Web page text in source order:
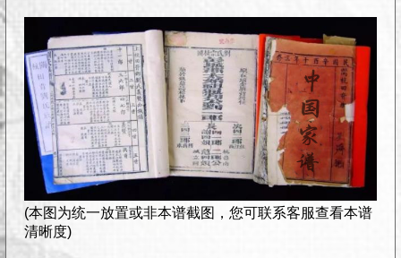
(本图为统一放置或非本谱截图，您可联系客服查看本谱
清晰度)